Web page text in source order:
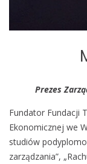
Prezes
Fundator Fundacji
Ekonomicznej we
studiów
zarządzania”,